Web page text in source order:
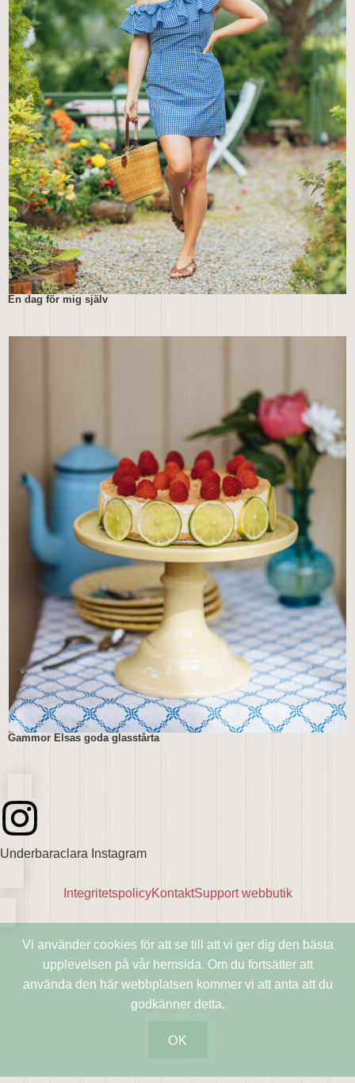
En dag för mig själv
Gammor Elsas goda glasstårta
Underbaraclara Instagram
IntegritetspolicyKontaktSupport webbutik
Vi använder cookies för att se till att vi ger dig den bästa
upplevelsen på vår hemsida. Om du fortsätter att
använda den här webbplatsen kommer vi att anta att du
godkänner detta.
OK